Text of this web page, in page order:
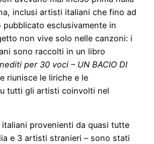
inclusi artisti italiani che fino ad
pubblicato esclusivamente in
non vive solo nelle canzoni: i
sono raccolti in un libro
per 30 voci – UN BACIO DI
riunisce le liriche e le
tutti gli artisti coinvolti nel
italiani provenienti da quasi tutte
e 3 artisti stranieri – sono stati